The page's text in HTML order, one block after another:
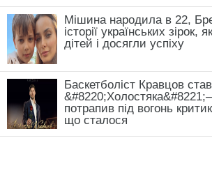
Мішина народила в 22,
історії українських зірок,
дітей і досягли успіху
Баскетболіст Кравцов
потрапив під вогонь
що сталося